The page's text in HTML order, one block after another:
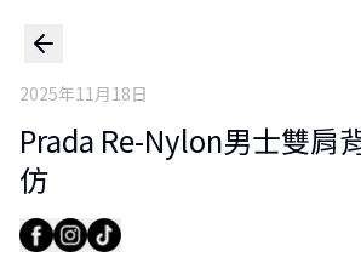
2025年11月18日
Prada Re-Nylon男士雙肩
仿